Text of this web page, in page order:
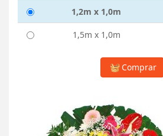
1,2m x 1,0m
1,5m x 1,0m
Comprar